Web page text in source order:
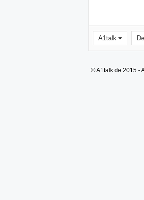
A1talk
© A1talk.de 2015 -